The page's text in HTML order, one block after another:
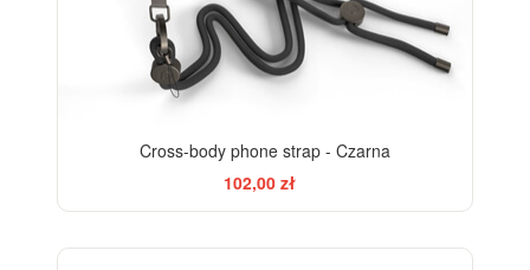
Cross-body phone strap - Czarna
102,00 zł